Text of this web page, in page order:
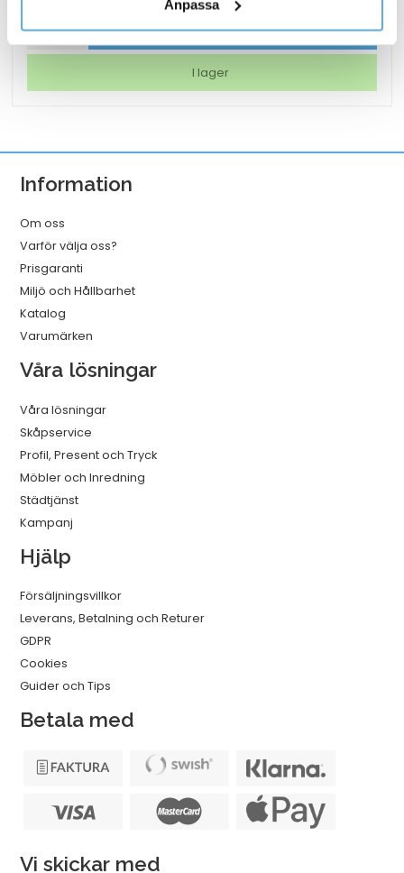
Anpassa
Märkband
Dymo
tag
Köp nu
I lager
Information
Om oss
Varför välja oss?
Prisgaranti
Miljö och Hållbarhet
Katalog
Varumärken
Våra lösningar
Våra lösningar
Skåpservice
Profil, Present och Tryck
Möbler och Inredning
Städtjänst
Kampanj
Hjälp
Försäljningsvillkor
Leverans, Betalning och Returer
GDPR
Cookies
Guider och Tips
Betala med
Vi skickar med